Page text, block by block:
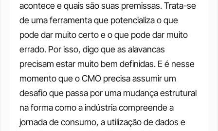
acontece e quais são suas premissas. Trata-se
de uma ferramenta que potencializa o que
pode dar muito certo e o que pode dar muito
errado. Por isso, digo que as alavancas
precisam estar muito bem definidas. E é nesse
momento que o CMO precisa assumir um
desafio que passa por uma mudança estrutural
na forma como a indústria compreende a
jornada de consumo, a utilização de dados e